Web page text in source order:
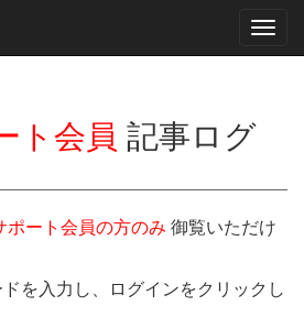
ト会員 記事ログ
ポート会員の方のみ 御覧いただけ
を入力し、ログインをクリックし